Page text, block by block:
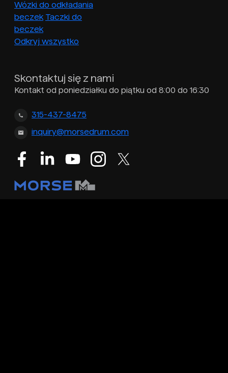
Wózki do odkładania
beczek Taczki do
beczek
Odkryj wszystko
Skontaktuj się z nami
Kontakt od poniedziałku do piątku od 8:00 do 16:30
315-437-8475
inquiry@morsedrum.com